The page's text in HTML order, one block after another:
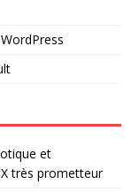
et
très prometteur